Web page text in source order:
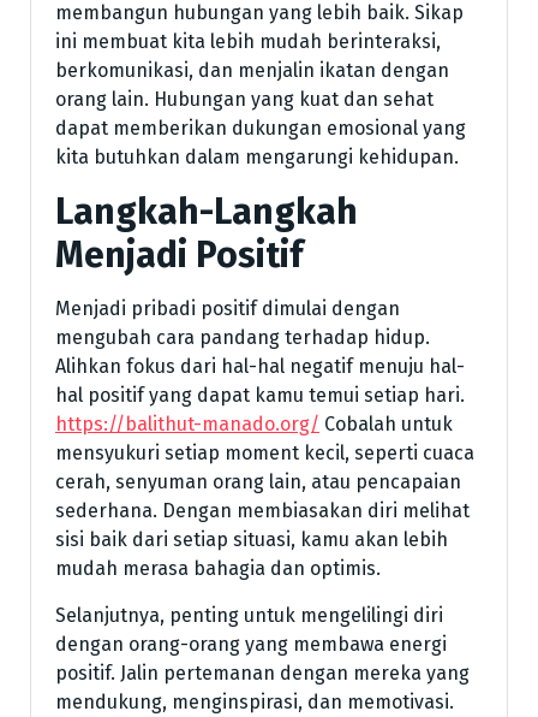
membangun hubungan yang lebih baik. Sikap
ini membuat kita lebih mudah berinteraksi,
berkomunikasi, dan menjalin ikatan dengan
orang lain. Hubungan yang kuat dan sehat
dapat memberikan dukungan emosional yang
kita butuhkan dalam mengarungi kehidupan.
Langkah-Langkah
Menjadi Positif
Menjadi pribadi positif dimulai dengan
mengubah cara pandang terhadap hidup.
Alihkan fokus dari hal-hal negatif menuju hal-
hal positif yang dapat kamu temui setiap hari.
https://balithut-manado.org/ Cobalah untuk
mensyukuri setiap moment kecil, seperti cuaca
cerah, senyuman orang lain, atau pencapaian
sederhana. Dengan membiasakan diri melihat
sisi baik dari setiap situasi, kamu akan lebih
mudah merasa bahagia dan optimis.
Selanjutnya, penting untuk mengelilingi diri
dengan orang-orang yang membawa energi
positif. Jalin pertemanan dengan mereka yang
mendukung, menginspirasi, dan memotivasi.